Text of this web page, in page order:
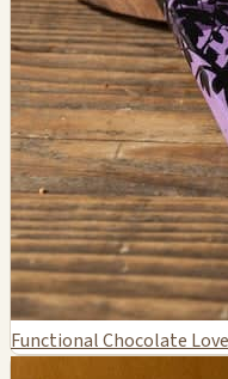
Functional Chocolate